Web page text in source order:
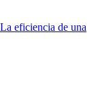
eficiencia de una